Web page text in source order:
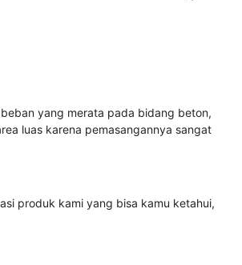
yang merata pada bidang beton,
luas karena pemasangannya sangat
produk kami yang bisa kamu ketahui,